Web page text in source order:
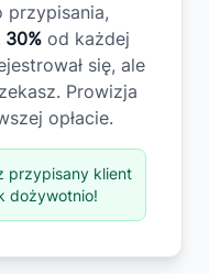
przypisania,
30% od każdej
się, ale
Prowizja
opłacie.
przypisany klient
dożywotnio!